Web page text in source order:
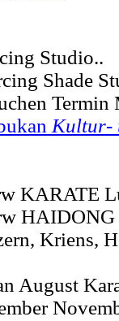
Studio..
Shade
Termin
Kultur-
KARATE
Kriens,
August